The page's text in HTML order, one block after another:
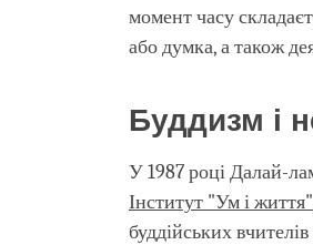
момент часу
або думка, а також
Буддизм і
У 1987 році Далай-
Інститут "Ум і життя"
буддійських